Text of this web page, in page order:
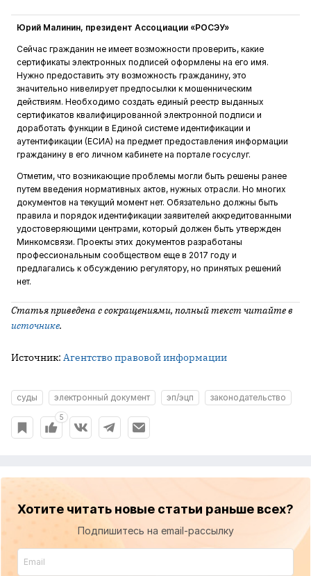
Юрий Малинин, президент Ассоциации «РОСЭУ»
Сейчас гражданин не имеет возможности проверить, какие
сертификаты электронных подписей оформлены на его имя.
Нужно предоставить эту возможность гражданину, это
значительно нивелирует предпосылки к мошенническим
действиям. Необходимо создать единый реестр выданных
сертификатов квалифицированной электронной подписи и
доработать функции в Единой системе идентификации и
аутентификации (ЕСИА) на предмет предоставления информации
гражданину в его личном кабинете на портале госуслуг.
Отметим, что возникающие проблемы могли быть решены ранее
путем введения нормативных актов, нужных отрасли. Но многих
документов на текущий момент нет. Обязательно должны быть
правила и порядок идентификации заявителей аккредитованными
удостоверяющими центрами, который должен быть утвержден
Минкомсвязи. Проекты этих документов разработаны
профессиональным сообществом еще в 2017 году и
предлагались к обсуждению регулятору, но принятых решений
нет.
Статья приведена с сокращениями, полный текст читайте в
источнике.
Источник: Агентство правовой информации
суды электронный документ эп/эцп законодательство
5
Хотите читать новые статьи раньше всех?
Подпишитесь на email-рассылку